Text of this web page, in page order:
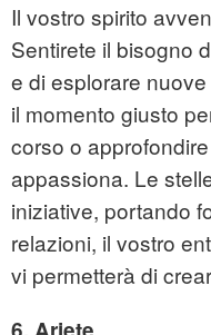
Il vostro spirito
Sentirete il bisogno
e di esplorare
il momento giusto
corso o
appassiona. Le
iniziative, portando
relazioni, il vostro
vi permetterà di